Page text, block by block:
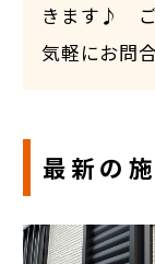
きます♪ ご
気軽にお問
最新の